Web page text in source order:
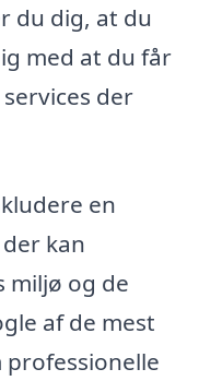
du dig, at du
med at du får
der
en
kan
miljø og de
af de mest
professionelle